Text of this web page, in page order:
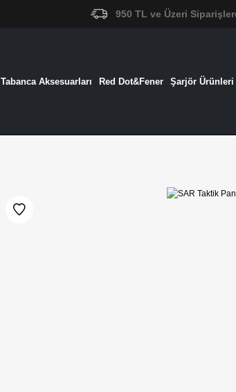
950 TL ve Üzeri
Tabanca Aksesuarları Red Dot&Fener Şarjör Ürünleri